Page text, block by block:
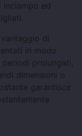
inciampo ed
di
in modo
periodi prolungati,
dimensioni o
garantisce